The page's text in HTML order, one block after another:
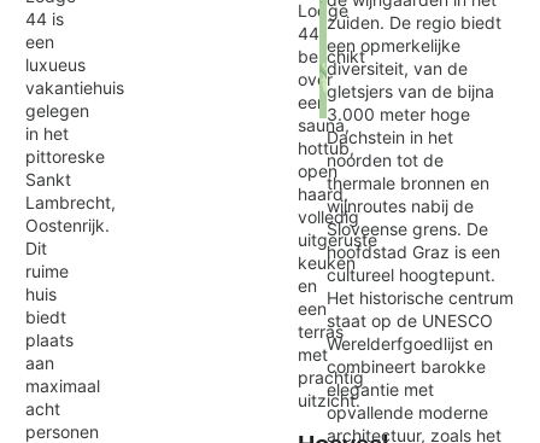
44 is
een
luxueus
vakantiehuis
gelegen
in het
pittoreske
Sankt
Lambrecht,
Oostenrijk.
Dit
ruime
huis
biedt
plaats
aan
maximaal
acht
personen
Lodge
44
beschikt
over
een
sauna,
hottub,
open
haard,
volledig
uitgeruste
keuken
en
een
terras
met
prachtig
uitzicht.
Exit map
zuiden. De regio biedt
een opmerkelijke
diversiteit, van de
gletsjers van de bijna
3.000 meter hoge
Dachstein in het
noorden tot de
thermale bronnen en
wijnroutes nabij de
Sloveense grens. De
hoofdstad Graz is een
cultureel hoogtepunt.
Het historische centrum
staat op de UNESCO
Werelderfgoedlijst en
combineert barokke
elegantie met
opvallende moderne
architectuur, zoals het